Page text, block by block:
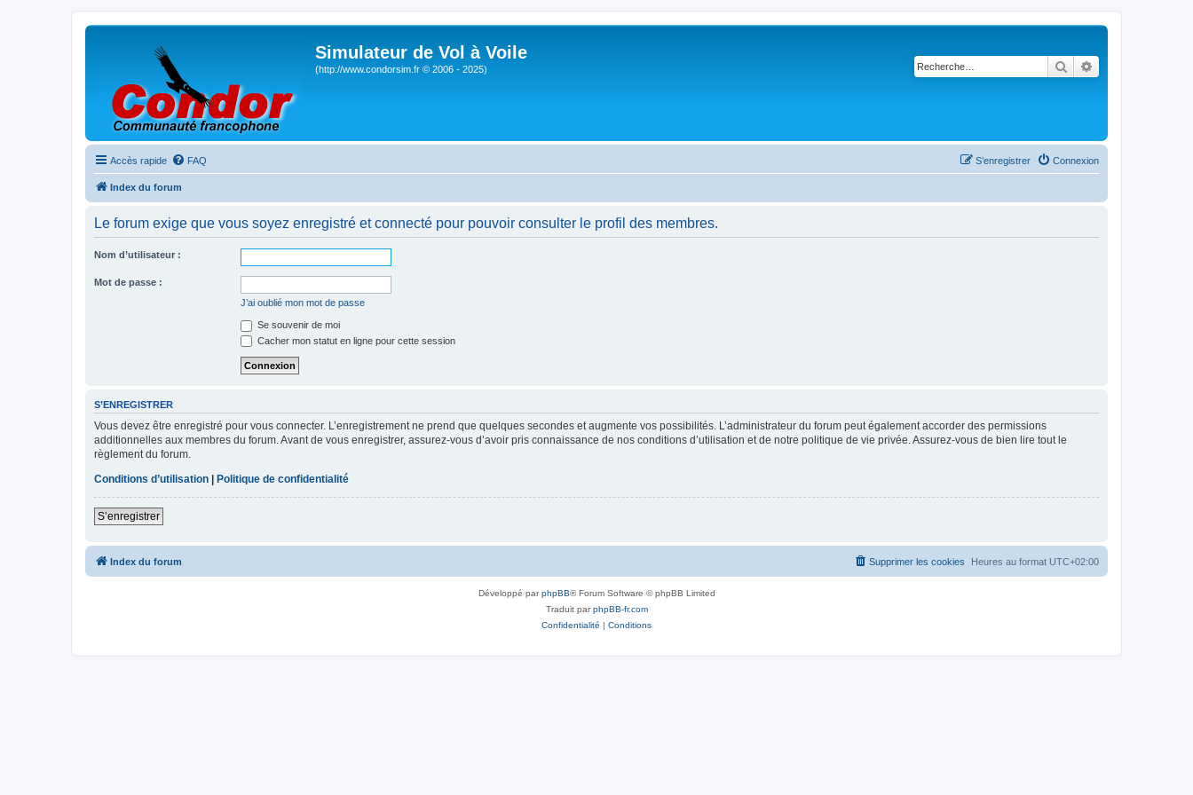
Simulateur de Vol à Voile
(http://www.condorsim.fr © 2006 - 2025) Rechercher
Accès rapide FAQ Connexion
S’enregistrer
Index du forum
Le forum exige que vous soyez enregistré et connecté pour pouvoir consulter le profil des membres.
Nom d’utilisateur :
Mot de passe :
J’ai oublié mon mot de passe
Se souvenir de moi
Cacher mon statut en ligne pour cette session
S’ENREGISTRER
Vous devez être enregistré pour vous connecter. L’enregistrement ne prend que quelques secondes et augmente vos possibilités. L’administrateur du forum peut également accorder des permissions
additionnelles aux membres du forum. Avant de vous enregistrer, assurez-vous d’avoir pris connaissance de nos conditions d’utilisation et de notre politique de vie privée. Assurez-vous de bien lire tout le
règlement du forum.
Conditions d’utilisation | Politique de confidentialité
S’enregistrer
Index du forum Heures au format UTC+02:00
Supprimer les cookies
Développé parphpBB® Forum Software © phpBB Limited
Traduit parphpBB-fr.com
Confidentialité | Conditions